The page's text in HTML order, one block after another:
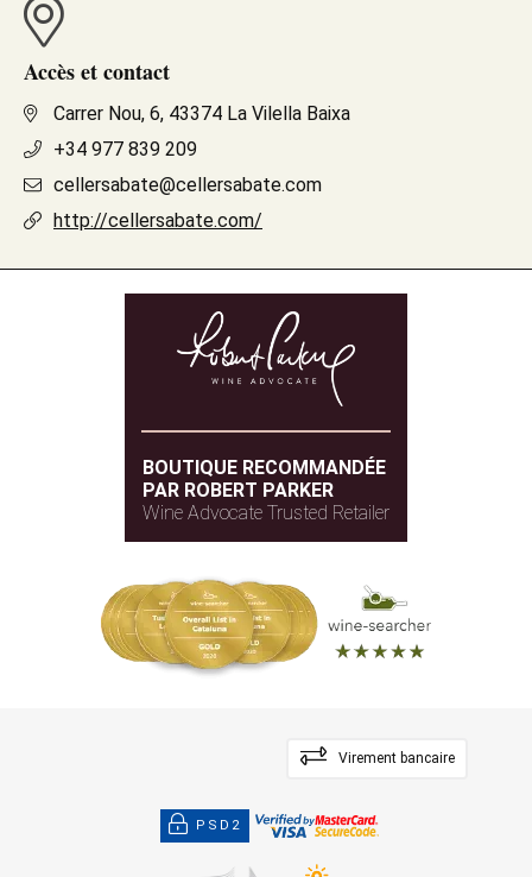
Accès et contact
Carrer Nou, 6, 43374 La Vilella Baixa
+34 977 839 209
cellersabate@cellersabate.com
http://cellersabate.com/
BOUTIQUE RECOMMANDÉE
PAR ROBERT PARKER
Wine Advocate Trusted Retailer
Virement bancaire
PSD2